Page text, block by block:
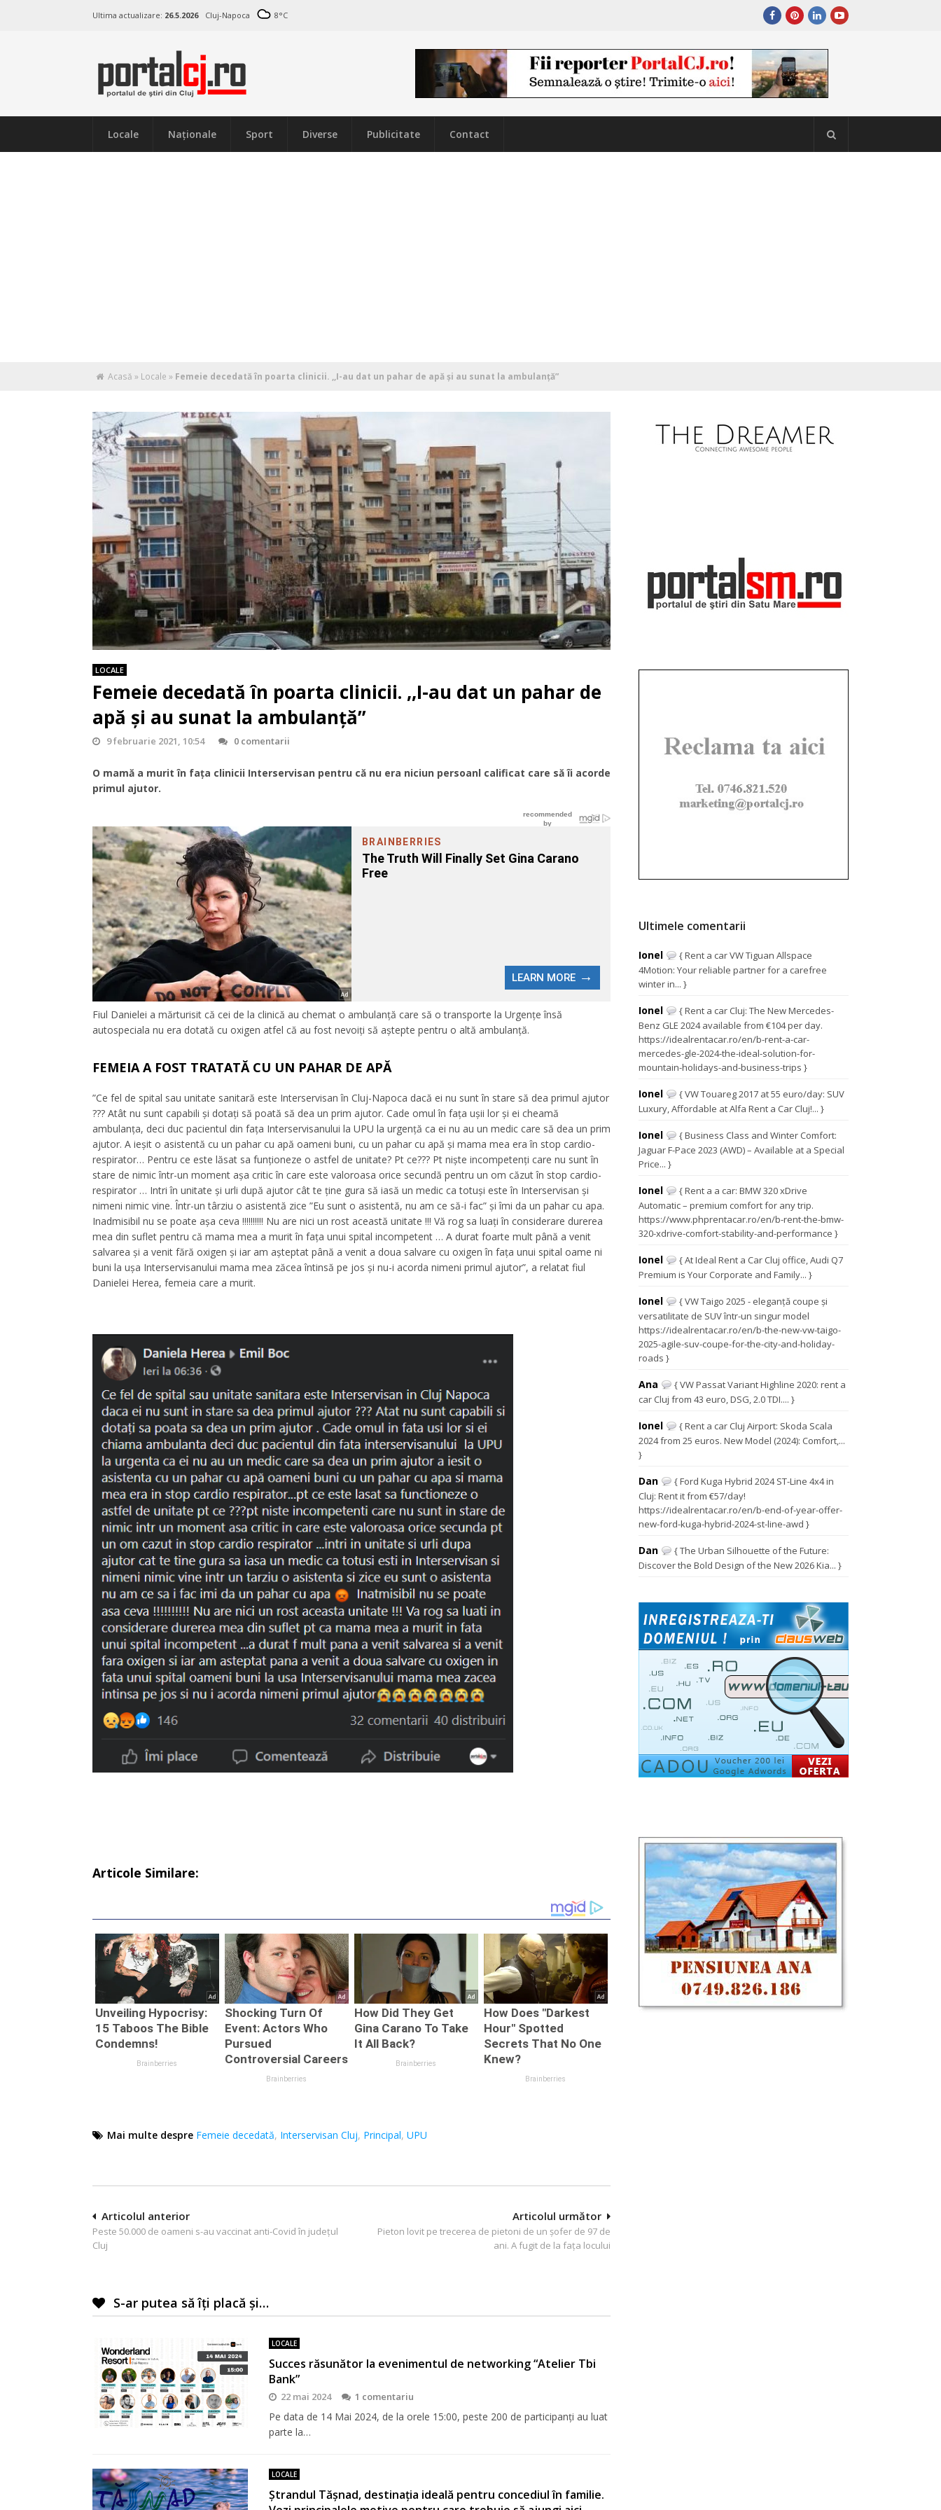
Ultima actualizare: 26.5.2026 Cluj-Napoca 8°C
Locale Naţionale Sport Diverse Publicitate Contact
Acasă » Locale » Femeie decedată în poarta clinicii. ,,I-au dat un pahar de apă și au sunat la ambulanță”
LOCALE
Femeie decedată în poarta clinicii. ,,I-au dat un pahar de
apă și au sunat la ambulanță”
9 februarie 2021, 10:54 0 comentarii
O mamă a murit în fața clinicii Interservisan pentru că nu era niciun persoanl calificat care să îi acorde
primul ajutor.
Fiul Danielei a mărturisit că cei de la clinică au chemat o ambulanță care să o transporte la Urgențe însă
autospeciala nu era dotată cu oxigen atfel că au fost nevoiți să aștepte pentru o altă ambulanță.
FEMEIA A FOST TRATATĂ CU UN PAHAR DE APĂ
”Ce fel de spital sau unitate sanitară este Interservisan în Cluj-Napoca dacă ei nu sunt în stare să dea primul ajutor
??? Atât nu sunt capabili și dotați să poată să dea un prim ajutor. Cade omul în fața ușii lor și ei cheamă
ambulanța, deci duc pacientul din fața Interservisanului la UPU la urgență ca ei nu au un medic care să dea un prim
ajutor. A ieșit o asistentă cu un pahar cu apă oameni buni, cu un pahar cu apă și mama mea era în stop cardio-
respirator… Pentru ce este lăsat sa funționeze o astfel de unitate? Pt ce??? Pt niște incompetenți care nu sunt în
stare de nimic într-un moment așa critic în care este valoroasa orice secundă pentru un om căzut în stop cardio-
respirator … Intri în unitate și urli după ajutor cât te ține gura să iasă un medic ca totuși este în Interservisan și
nimeni nimic vine. Într-un târziu o asistentă zice ”Eu sunt o asistentă, nu am ce să-i fac” și îmi da un pahar cu apa.
Inadmisibil nu se poate așa ceva !!!!!!!!!! Nu are nici un rost această unitate !!! Vă rog sa luați în considerare durerea
mea din suflet pentru că mama mea a murit în fața unui spital incompetent … A durat foarte mult până a venit
salvarea și a venit fără oxigen și iar am așteptat până a venit a doua salvare cu oxigen în fața unui spital oame ni
buni la ușa Interservisanului mama mea zăcea întinsă pe jos și nu-i acorda nimeni primul ajutor”, a relatat fiul
Danielei Herea, femeia care a murit.
Articole Similare:
Mai multe despre Femeie decedată, Interservisan Cluj, Principal, UPU
Navigare
în
Articolul următor
Pieton lovit pe trecerea de pietoni de un șofer de 97 de
ani. A fugit de la fața locului
Articolul anterior
Peste 50.000 de oameni s-au vaccinat anti-Covid în județul
Cluj
S-ar putea să îți placă și…
LOCALE
Succes răsunător la evenimentul de networking “Atelier Tbi
Bank”
22 mai 2024 1 comentariu
Pe data de 14 Mai 2024, de la orele 15:00, peste 200 de participanți au luat
parte la…
LOCALE
Ștrandul Tășnad, destinația ideală pentru concediul în familie.
Ultimele comentarii
Ionel
{ Rent a car VW Tiguan Allspace
4Motion: Your reliable partner for a carefree
winter in... }
Ionel
{ Rent a car Cluj: The New Mercedes-
Benz GLE 2024 available from €104 per day.
https://idealrentacar.ro/en/b-rent-a-car-
mercedes-gle-2024-the-ideal-solution-for-
mountain-holidays-and-business-trips }
Ionel
{ VW Touareg 2017 at 55 euro/day: SUV
Luxury, Affordable at Alfa Rent a Car Cluj!... }
Ionel
{ Business Class and Winter Comfort:
Jaguar F-Pace 2023 (AWD) – Available at a Special
Price... }
Ionel
{ Rent a a car: BMW 320 xDrive
Automatic – premium comfort for any trip.
https://www.phprentacar.ro/en/b-rent-the-bmw-
320-xdrive-comfort-stability-and-performance }
Ionel
{ At Ideal Rent a Car Cluj office, Audi Q7
Premium is Your Corporate and Family... }
Ionel
{ VW Taigo 2025 - eleganță coupe și
versatilitate de SUV într-un singur model
https://idealrentacar.ro/en/b-the-new-vw-taigo-
2025-agile-suv-coupe-for-the-city-and-holiday-
roads }
Ana
{ VW Passat Variant Highline 2020: rent a
car Cluj from 43 euro, DSG, 2.0 TDI.... }
Ionel
{ Rent a car Cluj Airport: Skoda Scala
2024 from 25 euros. New Model (2024): Comfort,...
}
Dan
{ Ford Kuga Hybrid 2024 ST-Line 4x4 in
Cluj: Rent it from €57/day!
https://idealrentacar.ro/en/b-end-of-year-offer-
new-ford-kuga-hybrid-2024-st-line-awd }
Dan
{ The Urban Silhouette of the Future:
Discover the Bold Design of the New 2026 Kia... }